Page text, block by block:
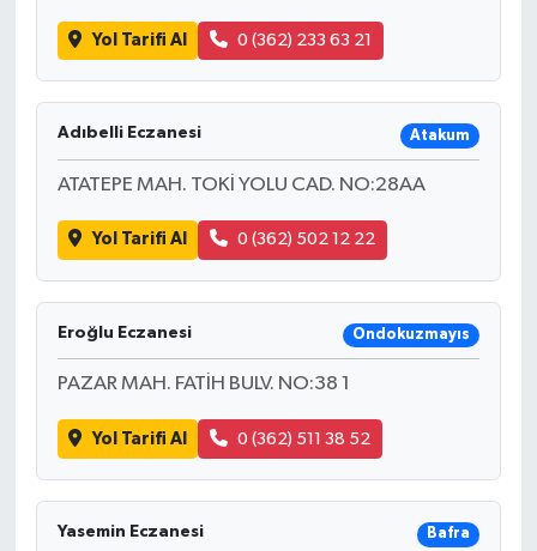
Yol Tarifi Al 0 (362) 233 63 21
Adıbelli Eczanesi Atakum
ATATEPE MAH. TOKİ YOLU CAD. NO:28AA
Yol Tarifi Al 0 (362) 502 12 22
Eroğlu Eczanesi Ondokuzmayıs
PAZAR MAH. FATİH BULV. NO:38 1
Yol Tarifi Al 0 (362) 511 38 52
Yasemin Eczanesi Bafra